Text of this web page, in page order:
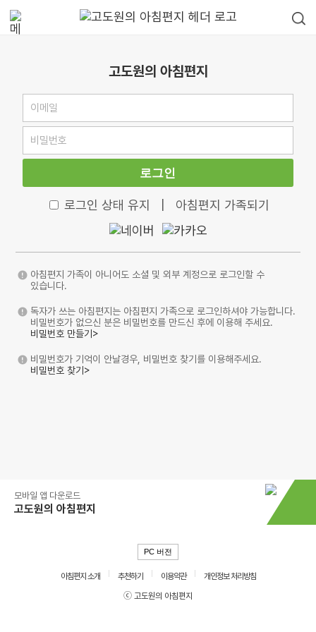
고도원의 아침편지
로그인
로그인 상태 유지 아침편지 가족되기
아침편지 가족이 아니어도 소셜 및 외부 계정으로 로그인할 수
있습니다.
독자가 쓰는 아침편지는 아침편지 가족으로 로그인하셔야 가능합니다.
비밀번호가 없으신 분은 비밀번호를 만드신 후에 이용해 주세요.
비밀번호 만들기>
비밀번호가 기억이 안날경우, 비밀번호 찾기를 이용해주세요.
비밀번호 찾기>
모바일 앱 다운로드
고도원의 아침편지
PC 버전
아침편지 소개 추천하기 이용약관
개인정보 처리방침
ⓒ 고도원의 아침편지